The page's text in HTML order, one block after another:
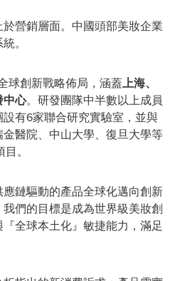
營銷層面。中國頭部美妝企業
。
球創新戰略佈局，涵蓋上海、
中心。研發團隊中半數以上成員
有6家聯合研究實驗室，並與
醫院、中山大學、復旦大學等
。
鏈驅動的產品全球化邁向創新
們的目標是成為世界級美妝創
全球本土化』敏捷能力，滿足